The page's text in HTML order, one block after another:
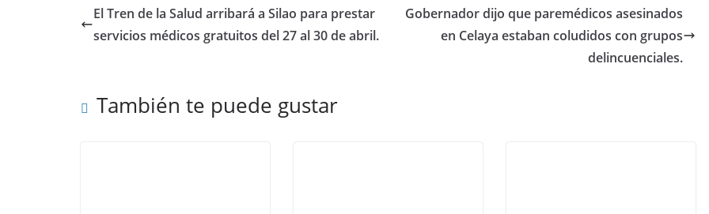
o
k
p
El Tren de la Salud arribará a Silao para prestar
servicios médicos gratuitos del 27 al 30 de abril.
Gobernador dijo que paremédicos asesinados
en Celaya estaban coludidos con grupos
delincuenciales.
También te puede gustar